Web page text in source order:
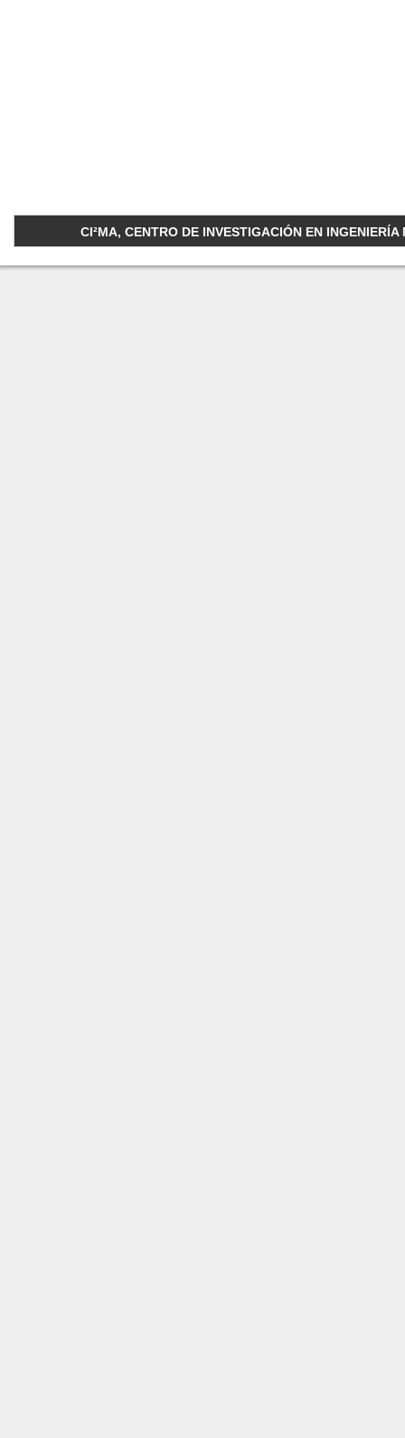
CI²MA, CENTRO DE INVESTIGACIÓN EN